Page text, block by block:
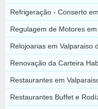
Refrigeração - Conserto
Regulagem de Motores
Relojoarias em Valparaiso
Renovação da Carteira
Restaurantes em
Restaurantes Buffet e